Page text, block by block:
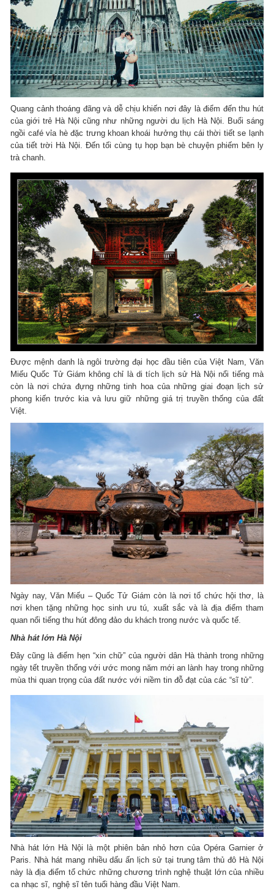
Quang cảnh thoáng đãng và dễ chịu khiến nơi đây là điểm đến thu hút
của giới trẻ Hà Nội cũng như những người du lịch Hà Nội. Buổi sáng
ngồi café vỉa hè đặc trưng khoan khoái hưởng thụ cái thời tiết se lạnh
của tiết trời Hà Nội. Đến tối cùng tụ họp bạn bè chuyện phiếm bên ly
trà chanh.
Được mệnh danh là ngôi trường đại học đầu tiên của Việt Nam, Văn
Miếu Quốc Tử Giám không chỉ là di tích lịch sử Hà Nội nổi tiếng mà
còn là nơi chứa đựng những tinh hoa của những giai đoạn lịch sử
phong kiến trước kia và lưu giữ những giá trị truyền thống của đất
Việt.
Ngày nay, Văn Miếu – Quốc Tử Giám còn là nơi tổ chức hội thơ, là
nơi khen tặng những học sinh ưu tú, xuất sắc và là địa điểm tham
quan nổi tiếng thu hút đông đảo du khách trong nước và quốc tế.
Nhà hát lớn Hà Nội
Đây cũng là điểm hẹn “xin chữ” của người dân Hà thành trong những
ngày tết truyền thống với ước mong năm mới an lành hay trong những
mùa thi quan trọng của đất nước với niềm tin đỗ đạt của các “sĩ tử”.
Nhà hát lớn Hà Nội là một phiên bản nhỏ hơn của Opéra Garnier ở
Paris. Nhà hát mang nhiều dấu ấn lịch sử tại trung tâm thủ đô Hà Nội
này là địa điểm tổ chức những chương trình nghệ thuật lớn của nhiều
ca nhạc sĩ, nghệ sĩ tên tuổi hàng đầu Việt Nam.